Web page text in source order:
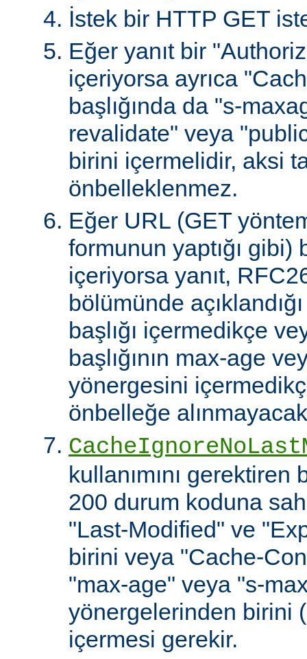
İstek bir HTTP GET
Eğer yanıt bir
içeriyorsa ayrıca
başlığında da "s-
revalidate" veya
birini içermelidir, aksi
önbelleklenmez.
Eğer URL (GET
formunun yaptığı
içeriyorsa yanıt,
bölümünde
başlığı içermedikçe
başlığının max-age
yönergesini
önbelleğe
kullanımını gerektiren
200 durum koduna
"Last-Modified" ve
birini veya "Cache-
"max-age" veya "s-
yönergelerinden birini
içermesi gerekir.